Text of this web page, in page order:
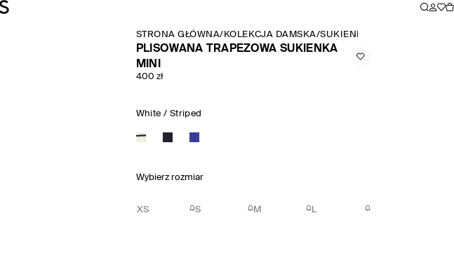
STRONA GŁÓWNA/ KOLEKCJA DAMSKA/SUKIENKI
PLISOWANA TRAPEZOWA SUKIENKA
MINI
400 zł
White / Striped
Wybierz rozmiar
XS S M L